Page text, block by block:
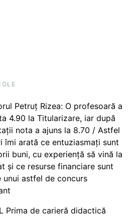
Petruț Rizea: O profesoară a
4.90 la Titularizare, iar după
nota a ajuns la 8.70 / Astfel
îmi arată ce entuziasmați sunt
buni, cu experiență să vină la
și ce resurse financiare sunt
unui astfel de concurs
Prima de carieră didactică